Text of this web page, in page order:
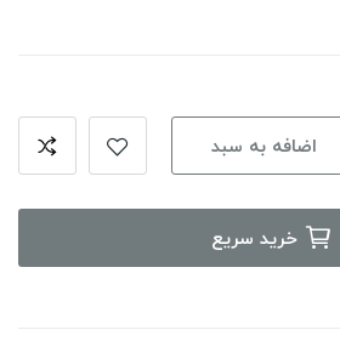
اضافه به سبد
خرید سریع